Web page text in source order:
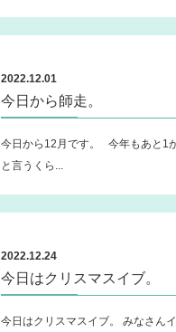
2022.12.01
今日から師走。
今日から12月です。 今年もあと1
と言うくら...
2022.12.24
今日はクリスマスイブ。
今日はクリスマスイブ。 みなさん